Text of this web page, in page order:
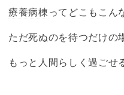
療養病棟 ってどこもこん
ただ死ぬのを待つだけの
もっと人間らしく過ごせ